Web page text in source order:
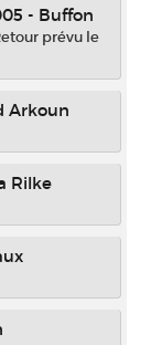
- Buffon
prévu le
Arkoun
Rilke